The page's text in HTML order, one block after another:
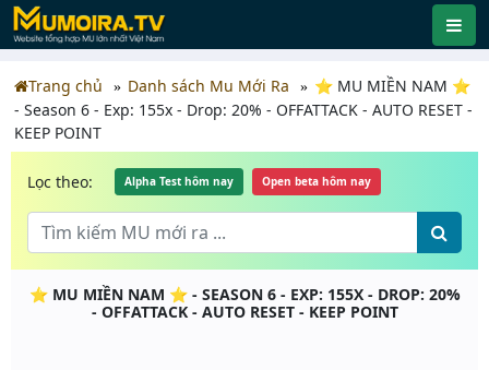
Trang chủ Danh sách Mu Mới Ra
⭐️ MU MIỀN NAM ⭐
- Season 6 - Exp: 155x - Drop: 20% - OFFATTACK - AUTO RESET -
KEEP POINT
Lọc theo: Alpha Test hôm nay Open beta hôm nay
⭐️ MU MIỀN NAM ⭐ - SEASON 6 - EXP: 155X - DROP: 20%
- OFFATTACK - AUTO RESET - KEEP POINT